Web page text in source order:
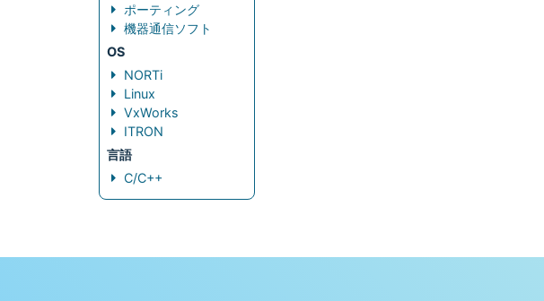
ポーティング
機器通信ソフト
OS
NORTi
Linux
VxWorks
ITRON
言語
C/C++